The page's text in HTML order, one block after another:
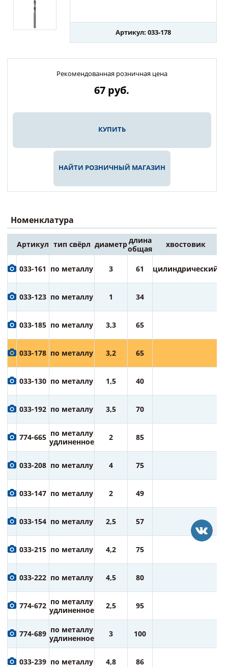
Артикул: 033-178
Рекомендованная розничная цена
67 руб.
КУПИТЬ
НАЙТИ РОЗНИЧНЫЙ МАГАЗИН
Номенклатура
Артикул тип свёрл диаметрдлина
общая
хвостовик
033-161 по металлу 3 61 цилиндрический
033-123 по металлу 1 34
033-185 по металлу 3,3 65
033-178 по металлу 3,2 65
033-130 по металлу 1,5 40
033-192 по металлу 3,5 70
774-665 по металлу
удлиненное
2 85
033-208 по металлу 4 75
033-147 по металлу 2 49
033-154 по металлу 2,5 57
033-215 по металлу 4,2 75
033-222 по металлу 4,5 80
774-672 по металлу
удлиненное
2,5 95
774-689 по металлу
удлиненное
3 100
033-239 по металлу 4,8 86